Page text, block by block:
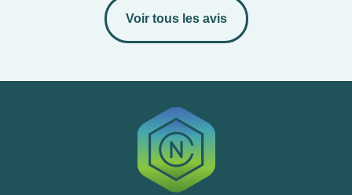
Voir tous les avis